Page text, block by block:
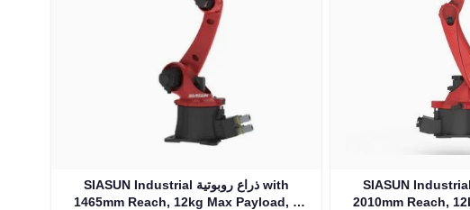
SIASUN Industrial ذراع روبوتية with
1465mm Reach, 12kg Max Payload, 6
SIASUN Industrial ذراع روبوتية with
2010mm Reach,